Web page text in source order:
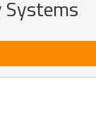
Systems